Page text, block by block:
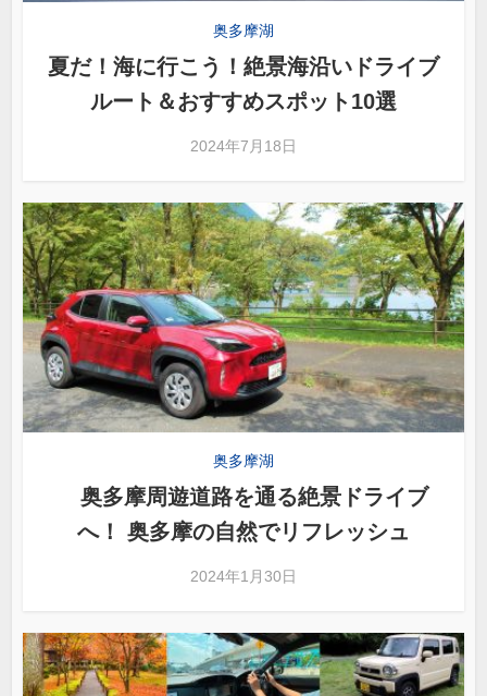
奥多摩湖
夏だ！海に行こう！絶景海沿いドライブ
ルート＆おすすめスポット10選
2024年7月18日
奥多摩湖
奥多摩周遊道路を通る絶景ドライブ
へ！ 奥多摩の自然でリフレッシュ
2024年1月30日